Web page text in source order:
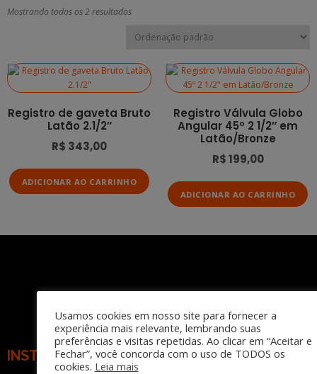
Mostrando todos os 2 resultados
Registro de gaveta Bruto
Latão 2.1/2″
R$ 343,00
ADICIONAR AO CARRINHO
Registro Válvula Globo
Angular 45º 2 1/2″ em
Latão/Bronze
R$199,00
ADICIONAR AO CARRINHO
INSTITUCIONAL
Usamos cookies em nosso site para fornecer a
experiência mais relevante, lembrando suas
preferências e visitas repetidas. Ao clicar em “Aceitar e
Fechar”, você concorda com o uso de TODOS os
cookies. Leia mais